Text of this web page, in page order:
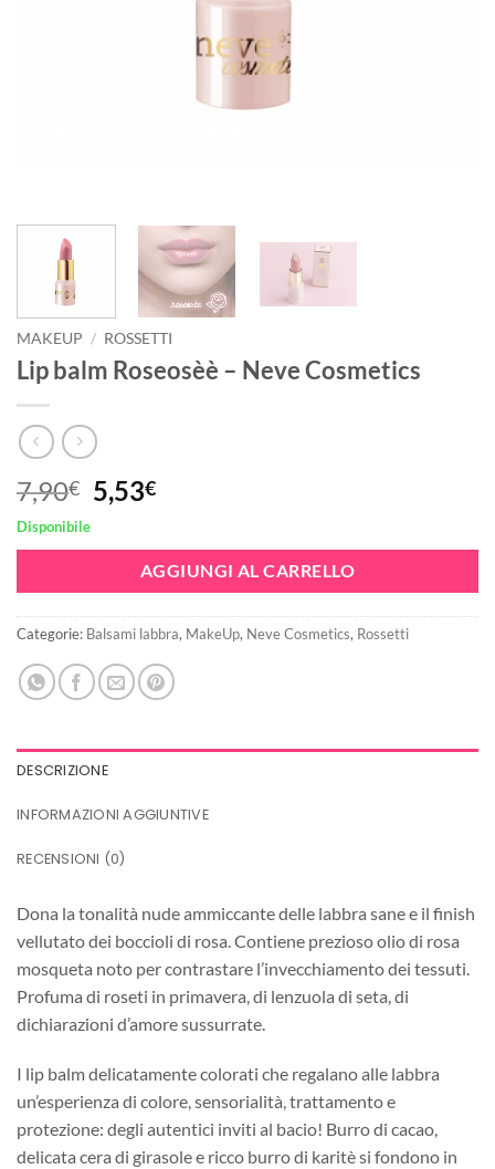
MAKEUP / ROSSETTI
Lip balm Roseosèè – Neve Cosmetics
7,90€ Il
prezzo
originale
7,90€.
5,53€Il
attuale
è:
5,53€.
Disponibile
AGGIUNGI AL CARRELLO
Categorie: Balsami labbra, MakeUp, Neve Cosmetics, Rossetti
DESCRIZIONE
INFORMAZIONI AGGIUNTIVE
RECENSIONI (0)
Dona la tonalità nude ammiccante delle labbra sane e il finish
vellutato dei boccioli di rosa. Contiene prezioso olio di rosa
mosqueta noto per contrastare l’invecchiamento dei tessuti.
Profuma di roseti in primavera, di lenzuola di seta, di
dichiarazioni d’amore sussurrate.
I lip balm delicatamente colorati che regalano alle labbra
un’esperienza di colore, sensorialità, trattamento e
protezione: degli autentici inviti al bacio! Burro di cacao,
delicata cera di girasole e ricco burro di karitè si fondono in